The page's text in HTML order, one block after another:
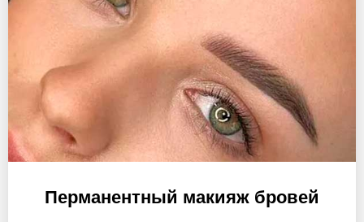
Перманентный макияж бровей